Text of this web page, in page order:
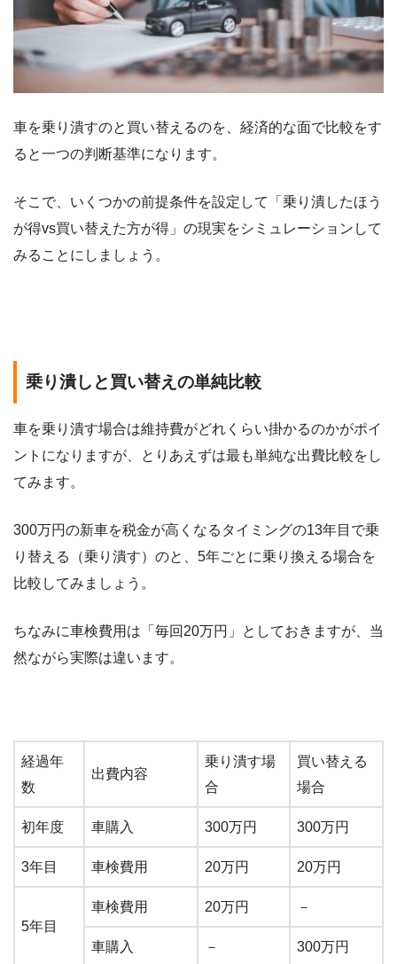
車を乗り潰すのと買い替えるのを、経済的な面で比較をす
ると一つの判断基準になります。
そこで、いくつかの前提条件を設定して「乗り潰したほう
が得vs買い替えた方が得」の現実をシミュレーションして
みることにしましょう。
乗り潰しと買い替えの単純比較
車を乗り潰す場合は維持費がどれくらい掛かるのかがポイ
ントになりますが、とりあえずは最も単純な出費比較をし
てみます。
300万円の新車を税金が高くなるタイミングの13年目で乗
り替える（乗り潰す）のと、5年ごとに乗り換える場合を
比較してみましょう。
ちなみに車検費用は「毎回20万円」としておきますが、当
然ながら実際は違います。
経過年
数
出費内容
乗り潰す場
合
買い替える
場合
初年度 車購入 300万円 300万円
3年目 車検費用 20万円 20万円
5年目
車検費用 20万円 －
車購入 － 300万円